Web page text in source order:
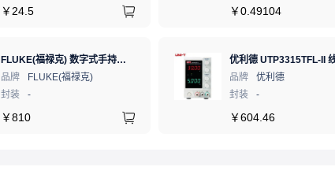
￥ 24.5 ￥0.49104
FLUKE(福禄克) 数字式手持万用表 17B MAX-01/CN 二极管测试;相对值;通断测试
品牌
FLUKE(福禄克)
封装
-
￥810
品牌
优利德
封装
-
￥604.46